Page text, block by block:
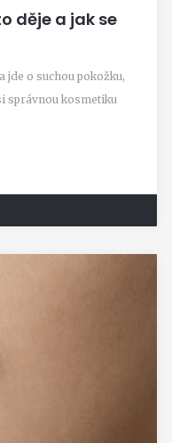
děje a jak se
jde o suchou pokožku,
správnou kosmetiku